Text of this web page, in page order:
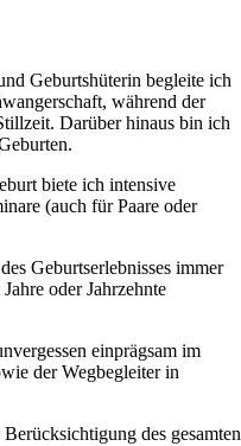
Geburtshüterin begleite ich
während der
Darüber hinaus bin ich
biete ich intensive
(auch für Paare oder
Geburtserlebnisses immer
oder Jahrzehnte
einprägsam im
der Wegbegleiter in
des gesamten